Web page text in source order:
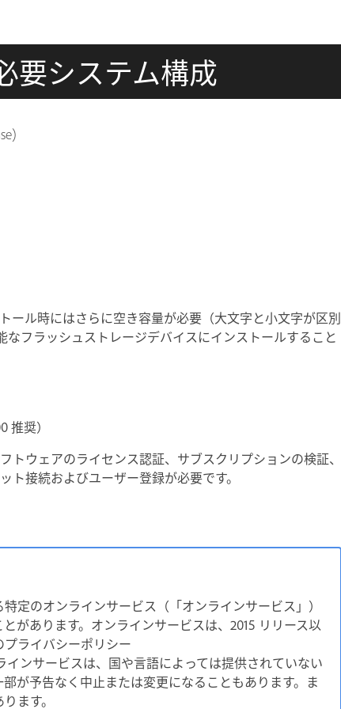
要システム構成
ール時にはさらに空き容量が必要（大文字と小文字が区別
フラッシュストレージデバイスにインストールすること
推奨）
ウェアのライセンス認証、サブスクリプションの検証、
接続およびユーザー登録が必要です。
定のオンラインサービス（「オンラインサービス」）
があります。オンラインサービスは、2015 リリース以
ライバシーポリシー
インサービスは、国や言語によっては提供されていない
が予告なく中止または変更になることもあります。ま
ます。